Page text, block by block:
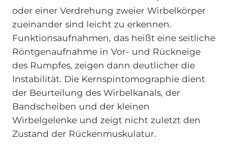
oder einer Verdrehung zweier Wirbelkörper
zueinander sind leicht zu erkennen.
Funktionsaufnahmen, das heißt eine seitliche
Röntgenaufnahme in Vor- und Rückneige
des Rumpfes, zeigen dann deutlicher die
Instabilität. Die Kernspintomographie dient
der Beurteilung des Wirbelkanals, der
Bandscheiben und der kleinen
Wirbelgelenke und zeigt nicht zuletzt den
Zustand der Rückenmuskulatur.